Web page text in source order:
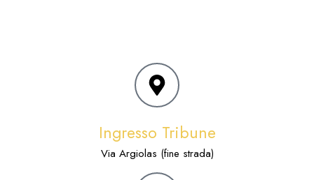
Ingresso Tribune
Via Argiolas (fine strada)